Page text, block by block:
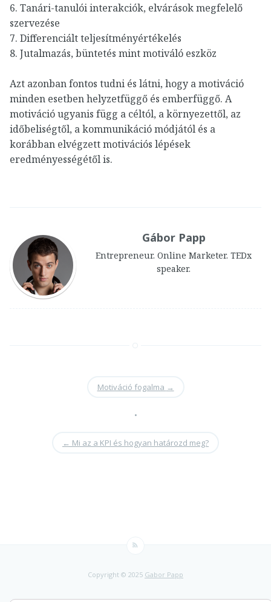
6. Tanári-tanulói interakciók, elvárások megfelelő
szervezése
7. Differenciált teljesítményértékelés
8. Jutalmazás, büntetés mint motiváló eszköz
Azt azonban fontos tudni és látni, hogy a motiváció
minden esetben helyzetfüggő és emberfüggő. A
motiváció ugyanis függ a céltól, a környezettől, az
időbeliségtől, a kommunikáció módjától és a
korábban elvégzett motivációs lépések
eredményességétől is.
Gábor Papp
Entrepreneur. Online Marketer. TEDx
speaker.
Motiváció fogalma →
•
← Mi az a KPI és hogyan határozd meg?
Copyright © 2025 Gabor Papp